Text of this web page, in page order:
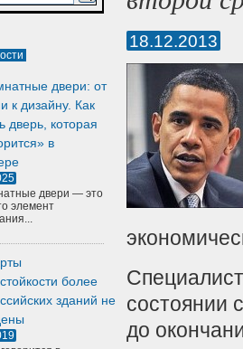
лоджиевый для (4, 5, 6 мм)
двери: от
к дизайну. Как
дверь, которая
в
двери — это
элемент
более
зданий не
18.12.2013
состоянии
до